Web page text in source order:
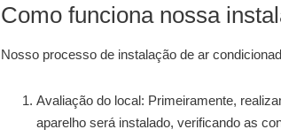
Como funciona nossa
Nosso processo de instalação de ar
Avaliação do local: Primeiramente,
aparelho será instalado, verificando as